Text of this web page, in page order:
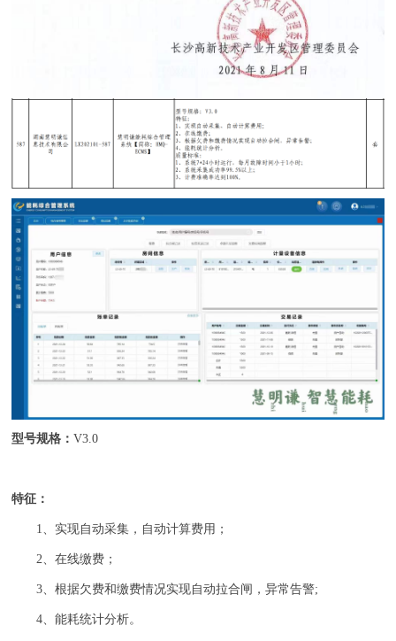
型号规格：V3.0
特征：
1、实现自动采集，自动计算费用；
2、在线缴费；
3、根据欠费和缴费情况实现自动拉合闸，异常告警;
4、能耗统计分析。